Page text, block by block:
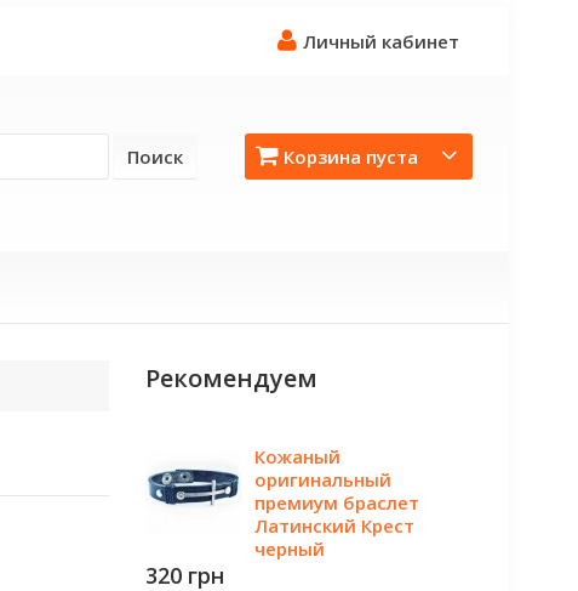
Личный кабинет
Корзина пуста
Поиск
Рекомендуем
Кожаный
оригинальный
премиум браслет
Латинский Крест
черный
320 грн